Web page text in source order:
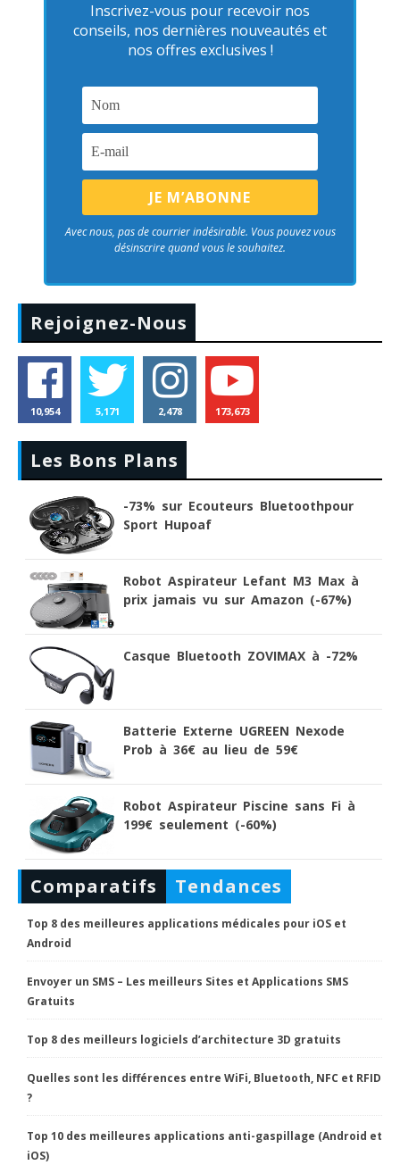
Inscrivez-vous pour recevoir nos
conseils, nos dernières nouveautés et
nos offres exclusives !
Avec nous, pas de courrier indésirable. Vous pouvez vous
désinscrire quand vous le souhaitez.
Rejoignez-Nous
10,954 5,171 2,478 173,673
Les Bons Plans
-73% sur Ecouteurs Bluetoothpour
Sport Hupoaf
Robot Aspirateur Lefant M3 Max à
prix jamais vu sur Amazon (-67%)
Casque Bluetooth ZOVIMAX à -72%
Batterie Externe UGREEN Nexode
Prob à 36€ au lieu de 59€
Robot Aspirateur Piscine sans Fi à
199€ seulement (-60%)
Comparatifs Tendances
Top 8 des meilleures applications médicales pour iOS et
Android
Envoyer un SMS – Les meilleurs Sites et Applications SMS
Gratuits
Top 8 des meilleurs logiciels d’architecture 3D gratuits
Quelles sont les différences entre WiFi, Bluetooth, NFC et RFID
?
Top 10 des meilleures applications anti-gaspillage (Android et
iOS)